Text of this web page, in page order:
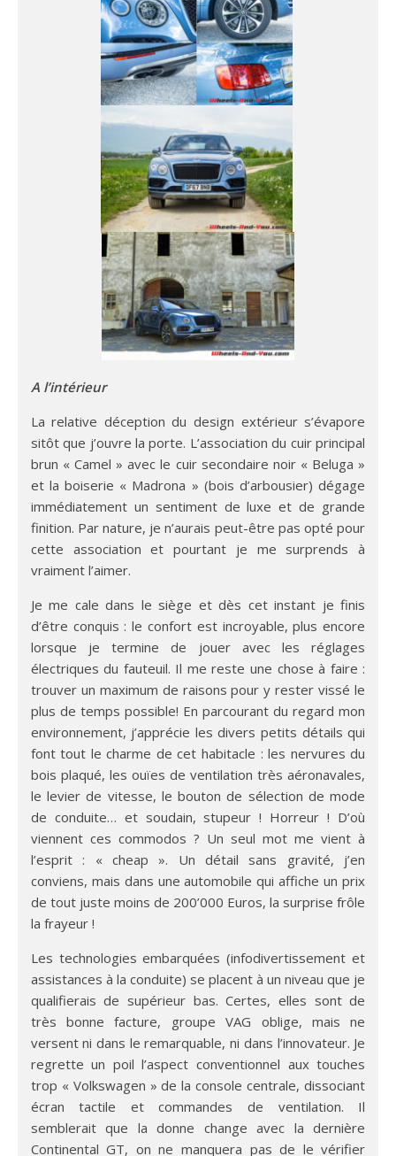
A l’intérieur
La relative déception du design extérieur s’évapore
sitôt que j’ouvre la porte. L’association du cuir principal
brun « Camel » avec le cuir secondaire noir « Beluga »
et la boiserie « Madrona » (bois d’arbousier) dégage
immédiatement un sentiment de luxe et de grande
finition. Par nature, je n’aurais peut-être pas opté pour
cette association et pourtant je me surprends à
vraiment l’aimer.
Je me cale dans le siège et dès cet instant je finis
d’être conquis : le confort est incroyable, plus encore
lorsque je termine de jouer avec les réglages
électriques du fauteuil. Il me reste une chose à faire :
trouver un maximum de raisons pour y rester vissé le
plus de temps possible! En parcourant du regard mon
environnement, j’apprécie les divers petits détails qui
font tout le charme de cet habitacle : les nervures du
bois plaqué, les ouïes de ventilation très aéronavales,
le levier de vitesse, le bouton de sélection de mode
de conduite… et soudain, stupeur ! Horreur ! D’où
viennent ces commodos ? Un seul mot me vient à
l’esprit : « cheap ». Un détail sans gravité, j’en
conviens, mais dans une automobile qui affiche un prix
de tout juste moins de 200’000 Euros, la surprise frôle
la frayeur !
Les technologies embarquées (infodivertissement et
assistances à la conduite) se placent à un niveau que je
qualifierais de supérieur bas. Certes, elles sont de
très bonne facture, groupe VAG oblige, mais ne
versent ni dans le remarquable, ni dans l’innovateur. Je
regrette un poil l’aspect conventionnel aux touches
trop « Volkswagen » de la console centrale, dissociant
écran tactile et commandes de ventilation. Il
semblerait que la donne change avec la dernière
Continental GT, on ne manquera pas de le vérifier